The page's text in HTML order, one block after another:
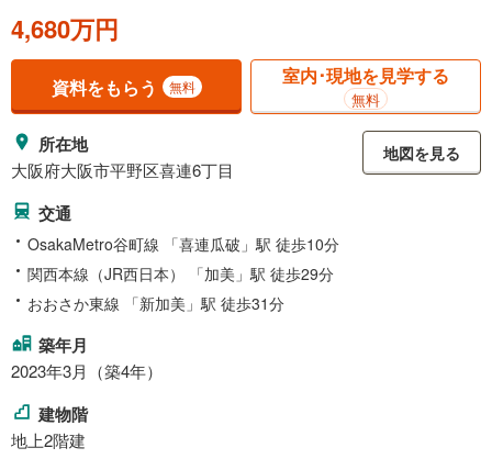
4,680万円
資料をもらう 無料 室内･現地を見学する
無料
所在地
大阪府大阪市平野区喜連6丁目
地図を見る
交通
OsakaMetro谷町線 「喜連瓜破」駅 徒歩10分
関西本線（JR西日本） 「加美」駅 徒歩29分
おおさか東線 「新加美」駅 徒歩31分
築年月
2023年3月（築4年）
建物階
地上2階建